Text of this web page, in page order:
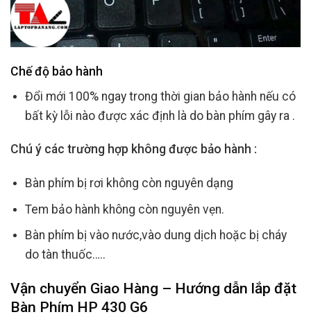
Chế độ bảo hành
Đổi mới 100% ngay trong thời gian bảo hành nếu có
bất kỳ lỗi nào được xác định là do bàn phím gây ra .
Chú ý các trường hợp không được bảo hành :
Bàn phím bị rơi không còn nguyên dạng
Tem bảo hành không còn nguyên vẹn.
Bàn phím bị vào nước,vào dung dịch hoặc bị cháy
do tàn thuốc…..
Vận chuyển Giao Hàng – Hướng dẫn lắp đặt
Bàn Phím HP 430 G6